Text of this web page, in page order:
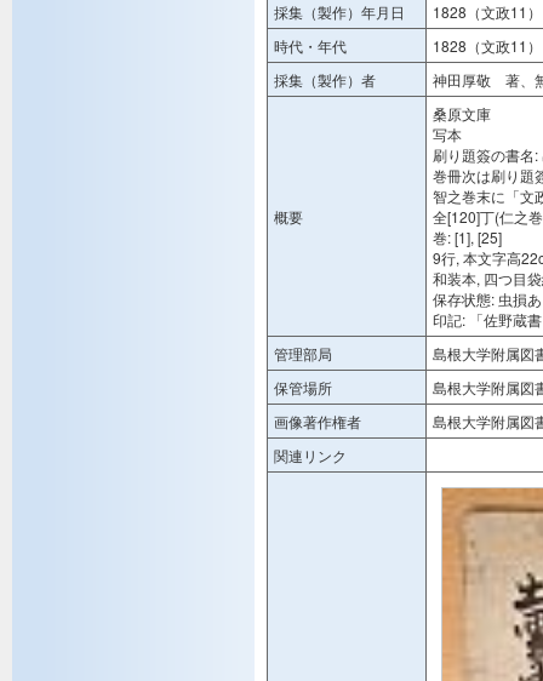
採集（製作）年月日
1828（文政11）
時代・年代
1828（文政11）
採集（製作）者
神田厚敬 著、
概要
桑原文庫
写本
刷り題簽の書名
巻冊次は刷り題
智之巻末に「文
全[120]丁(仁之
巻: [1], [25]
9行, 本文字高
和装本, 四つ目
保存状態: 虫損
印記: 「佐野蔵
管理部局
島根大学附属図
保管場所
島根大学附属図
画像著作権者
島根大学附属図
関連リンク